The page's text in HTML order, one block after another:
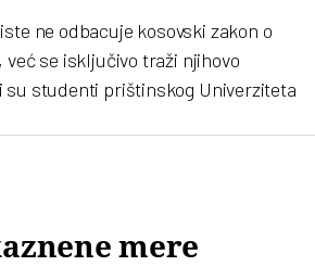
ne odbacuje kosovski zakon o
već se isključivo traži njihovo
su studenti prištinskog Univerziteta
mere